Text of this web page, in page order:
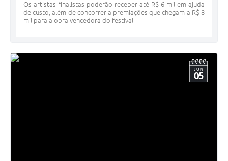
Os artistas finalistas poderão receber até R$ 6 mil em ajuda
de custo, além de concorrer a premiações que chegam a R$ 8
mil para a obra vencedora do festival
JUN
05